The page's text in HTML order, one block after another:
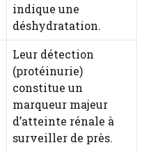
indique une
déshydratation.
Leur détection
(protéinurie)
constitue un
marqueur majeur
d’atteinte rénale à
surveiller de près.